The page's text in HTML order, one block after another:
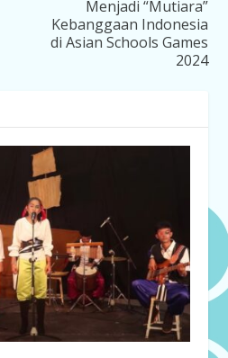
Menjadi “Mutiara”
Kebanggaan Indonesia
di Asian Schools Games
2024